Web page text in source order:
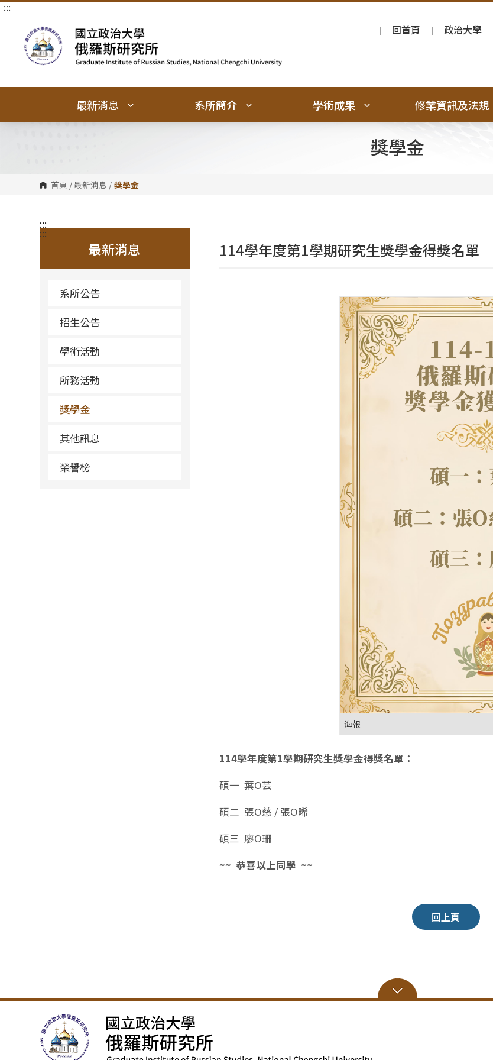
跳
跳
:::
回首頁
政治大學
最新消息 系所簡介 學術成果 修業資訊及法規
獎學金
首頁 /最新消息 / 獎學金
:::
最新消息
系所公告
招生公告
學術活動
所務活動
獎學金
其他訊息
榮譽榜
:::
114學年度第1學期研究生獎學金得獎名單
海報
114學年度第1學期研究生獎學金得獎名單：
碩一 葉O芸
碩二 張O慈 / 張O晞
碩三 廖O珊
~~ 恭喜以上同學 ~~
回上頁